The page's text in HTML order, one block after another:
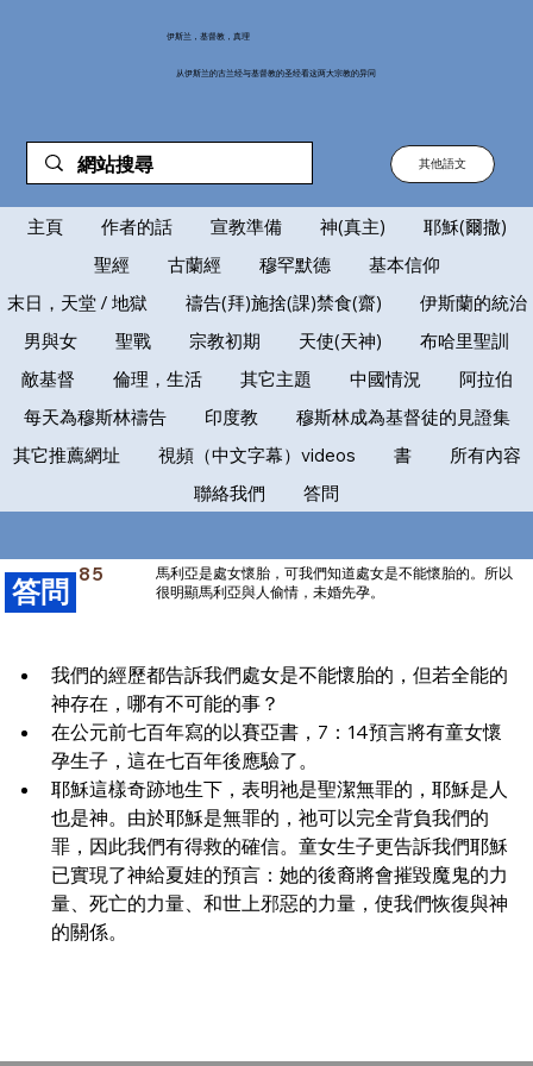
伊斯兰，基督教，真理
从伊斯兰的古兰经与基督教的圣经看这两大宗教的异同
其他語文
主頁 作者的話 宣教準備 神(真主)
耶穌(爾撒)
聖經
古蘭經 穆罕默德
基本信仰
末日，天堂 / 地獄
禱告(拜)施捨(課)禁食(齋)
伊斯蘭的統治
男與女
聖戰 宗教初期 天使(天神)
布哈里聖訓
敵基督
倫理，生活 其它主題 中國情況
阿拉伯
每天為穆斯林禱告
印度教
穆斯林成為基督徒的見證集
其它推薦網址
視頻（中文字幕）videos 書
所有內容
聯絡我們
答問
馬利亞是處女懷胎，可我們知道處女是不能懷胎的。所以
很明顯馬利亞與人偷情，未婚先孕。
85
​答問
我們的經歷都告訴我們處女是不能懷胎的，但若全能的
神存在，哪有不可能的事？
在公元前七百年寫的以賽亞書，7：14預言將有童女懷
孕生子，這在七百年後應驗了。
耶穌這樣奇跡地生下，表明祂是聖潔無罪的，耶穌是人
也是神。由於耶穌是無罪的，祂可以完全背負我們的
罪，因此我們有得救的確信。童女生子更告訴我們耶穌
已實現了神給夏娃的預言：她的後裔將會摧毀魔鬼的力
量、死亡的力量、和世上邪惡的力量，使我們恢復與神
的關係。